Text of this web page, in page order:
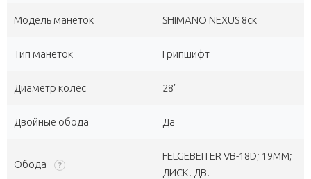
Модель манеток SHIMANO NEXUS 8ск
Тип манеток Грипшифт
Диаметр колес 28"
Двойные обода Да
Обода ?
FELGEBEITER VB-18D; 19ММ;
ДИСК. ДВ.